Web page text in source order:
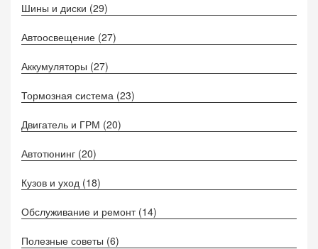
Шины и диски (29)
Автоосвещение (27)
Аккумуляторы (27)
Тормозная система (23)
Двигатель и ГРМ (20)
Автотюнинг (20)
Кузов и уход (18)
Обслуживание и ремонт (14)
Полезные советы (6)